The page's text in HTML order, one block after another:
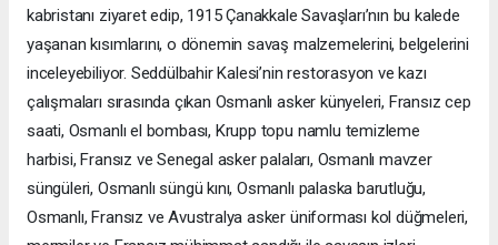
kabristanı ziyaret edip, 1915 Çanakkale Savaşları’nın bu kalede
yaşanan kısımlarını, o dönemin savaş malzemelerini, belgelerini
inceleyebiliyor. Seddülbahir Kalesi’nin restorasyon ve kazı
çalışmaları sırasında çıkan Osmanlı asker künyeleri, Fransız cep
saati, Osmanlı el bombası, Krupp topu namlu temizleme
harbisi, Fransız ve Senegal asker palaları, Osmanlı mavzer
süngüleri, Osmanlı süngü kını, Osmanlı palaska barutluğu,
Osmanlı, Fransız ve Avustralya asker üniforması kol düğmeleri,